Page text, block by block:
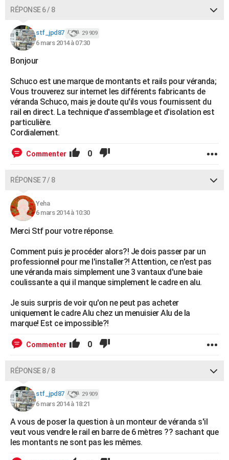
RÉPONSE 6 / 8
stf_jpd87 29 909
6 mars 2014 à 07:30
Bonjour
Schuco est une marque de montants et rails pour véranda;
Vous trouverez sur internet les différents fabricants de
véranda Schuco, mais je doute qu'ils vous fournissent du
rail en direct. La technique d'assemblage et d'isolation est
particulière.
Cordialement.
Commenter 0
RÉPONSE 7 / 8
Yeha
6 mars 2014 à 10:30
Merci Stf pour votre réponse.
Comment puis je procéder alors?! Je dois passer par un
professionnel pour me l'installer?! Attention, ce n'est pas
une véranda mais simplement une 3 vantaux d'une baie
coulissante a qui il manque simplement le cadre en alu.
Je suis surpris de voir qu'on ne peut pas acheter
uniquement le cadre Alu chez un menuisier Alu de la
marque! Est ce impossible?!
Commenter 0
RÉPONSE 8 / 8
stf_jpd87 29 909
6 mars 2014 à 18:21
A vous de poser la question à un monteur de véranda s'il
veut vous vendre le rail en barre de 6 mètres ?? sachant que
les montants ne sont pas les mêmes.